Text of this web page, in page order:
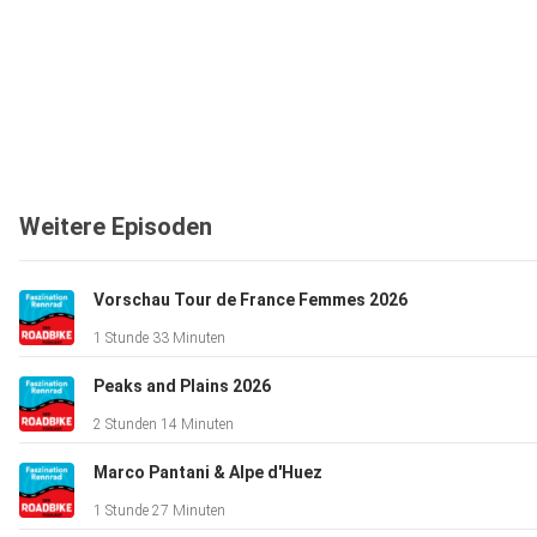
Weitere Episoden
Vorschau Tour de France Femmes 2026
1 Stunde 33 Minuten
Peaks and Plains 2026
2 Stunden 14 Minuten
Marco Pantani & Alpe d'Huez
1 Stunde 27 Minuten